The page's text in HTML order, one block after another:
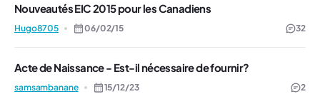
Nouveautés EIC 2015 pour les Canadiens
Hugo8705 06/02/15 32
Acte de Naissance - Est-il nécessaire de fournir?
samsambanane 15/12/23 2